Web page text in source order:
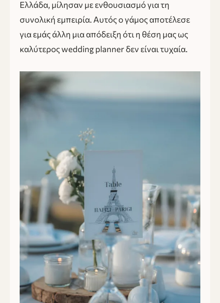
Ελλάδα, μίλησαν με ενθουσιασμό για τη
συνολική εμπειρία. Αυτός ο γάμος αποτέλεσε
για εμάς άλλη μια απόδειξη ότι η θέση μας ως
καλύτερος wedding planner δεν είναι τυχαία.